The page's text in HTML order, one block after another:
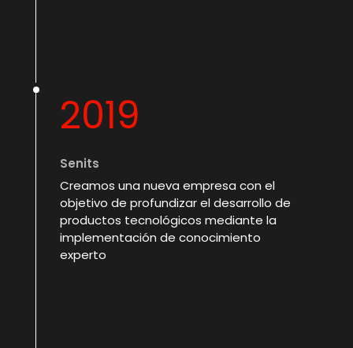
2019
Senits
Creamos una nueva empresa con el
objetivo de profundizar el desarrollo de
productos tecnológicos mediante la
implementación de conocimiento
experto